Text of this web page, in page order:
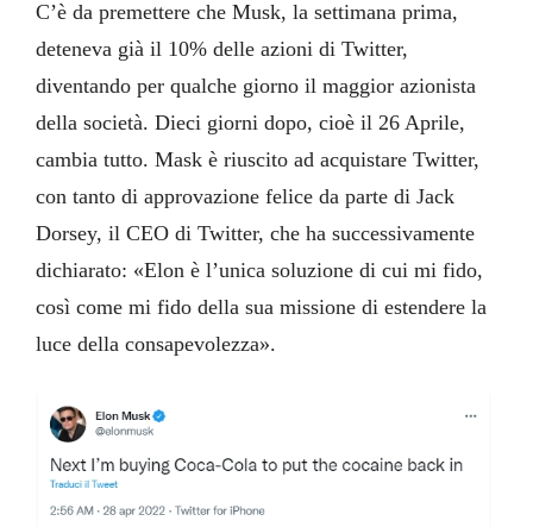
C’è da premettere che Musk, la settimana prima,
deteneva già il 10% delle azioni di Twitter,
diventando per qualche giorno il maggior azionista
della società. Dieci giorni dopo, cioè il 26 Aprile,
cambia tutto. Mask è riuscito ad acquistare Twitter,
con tanto di approvazione felice da parte di Jack
Dorsey, il CEO di Twitter, che ha successivamente
dichiarato: «Elon è l’unica soluzione di cui mi fido,
così come mi fido della sua missione di estendere la
luce della consapevolezza».